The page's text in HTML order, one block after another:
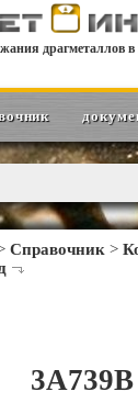
драгметаллов в
Справочник >
3А739В